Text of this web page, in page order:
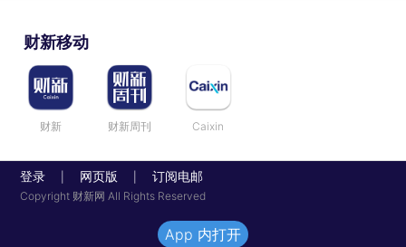
财新移动
财新 财新周刊 Caixin
登录 网页版 订阅电邮
Copyright 财新网 All Rights Reserved
App 内打开